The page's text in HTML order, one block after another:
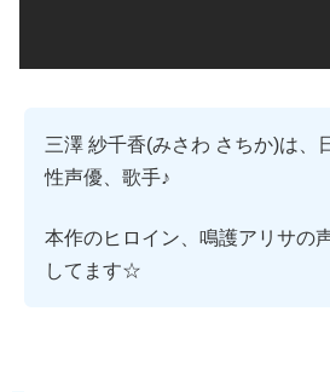
三澤 紗千香(みさわ さちか)は、
性声優、歌手♪
本作のヒロイン、鳴護アリサの
してます☆